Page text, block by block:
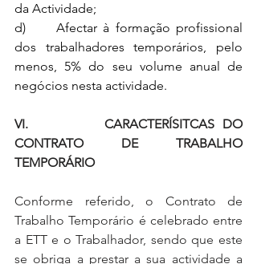
da Actividade;
d)     Afectar à formação profissional
dos trabalhadores temporários, pelo
menos, 5% do seu volume anual de
negócios nesta actividade.
VI.          CARACTERÍSITCAS DO
CONTRATO DE TRABALHO
TEMPORÁRIO
Conforme referido, o Contrato de
Trabalho Temporário é celebrado entre
a ETT e o Trabalhador, sendo que este
se obriga a prestar a sua actividade a